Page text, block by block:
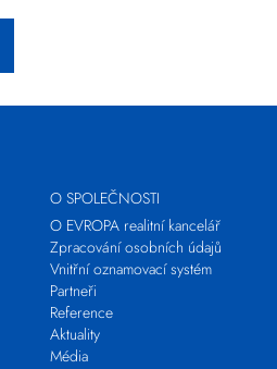
O SPOLEČNOSTI
O EVROPA realitní kancelář
Zpracování osobních údajů
Vnitřní oznamovací systém
Partneři
Reference
Aktuality
Média